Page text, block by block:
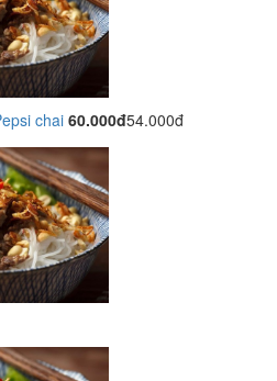
chai 60.000đ54.000đ